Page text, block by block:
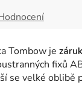
Tombow je
fixů
se velké oblibě